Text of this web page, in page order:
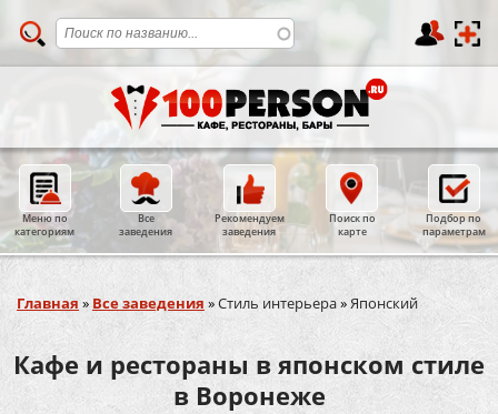
Меню по
категориям
Все
заведения
Рекомендуем
заведения
Поиск по
карте
Подбор по
параметрам
Вы здесь
Главная » Все заведения »Стиль интерьера»Японский
Кафе и рестораны в японском стиле
в Воронеже